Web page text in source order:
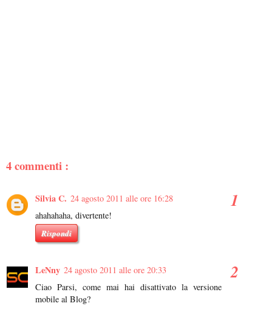
4 commenti :
Silvia C. 24 agosto 2011 alle ore 16:28
ahahahaha, divertente!
Rispondi
LeNny 24 agosto 2011 alle ore 20:33
Ciao Parsi, come mai hai disattivato la versione
mobile al Blog?